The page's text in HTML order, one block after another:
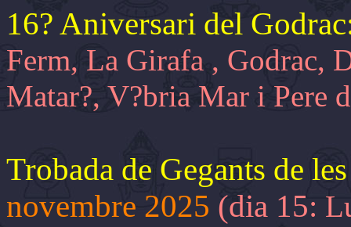
16? Aniversari del
Ferm, La Girafa , Godrac,
Matar?, V?bria Mar i Pere
Trobada de Gegants de
novembre 2025 (dia 15: